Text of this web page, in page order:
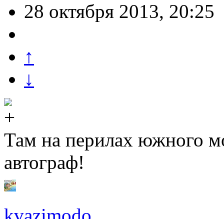
28 октября 2013, 20:25
↑
↓
Там на перилах южного
автограф!